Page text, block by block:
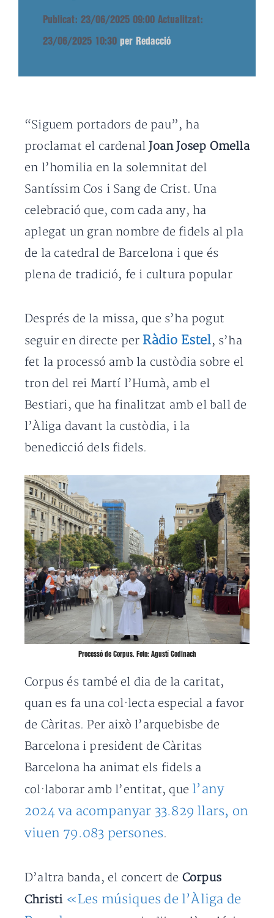
Publicat: 23/06/2025 09:00 Actualitzat:
23/06/2025 10:30 per Redacció
“Siguem portadors de pau”, ha
proclamat el cardenal Joan Josep Omella
en l’homilia en la solemnitat del
Santíssim Cos i Sang de Crist. Una
celebració que, com cada any, ha
aplegat un gran nombre de fidels al pla
de la catedral de Barcelona i que és
plena de tradició, fe i cultura popular
Després de la missa, que s’ha pogut
seguir en directe perRàdio Estel, s’ha
fet la processó amb la custòdia sobre el
tron del rei Martí l’Humà, amb el
Bestiari, que ha finalitzat amb el ball de
l’Àliga davant la custòdia, i la
benedicció dels fidels.
Processó de Corpus. Foto: Agustí Codinach
Corpus és també el dia de la caritat,
quan es fa una col·lecta especial a favor
de Càritas. Per això l’arquebisbe de
Barcelona i president de Càritas
Barcelona ha animat els fidels a
col·laborar amb l’entitat, que l’any
2024 va acompanyar 33.829 llars, on
viuen 79.083 persones.
D’altra banda, el concert de Corpus
Christi «Les músiques de l’Àliga de